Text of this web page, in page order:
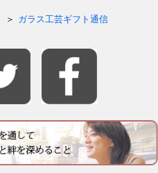
ガラス工芸ギフト通信